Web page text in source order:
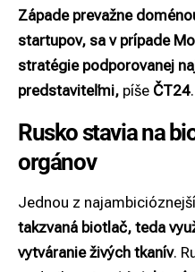
Západe prevažne
startupov, sa v prípade
stratégie podporovanej
predstaviteľmi, píše ČT24.
Rusko stavia na
orgánov
Jednou z
takzvaná biotlač, teda
vytváranie živých tkanív.